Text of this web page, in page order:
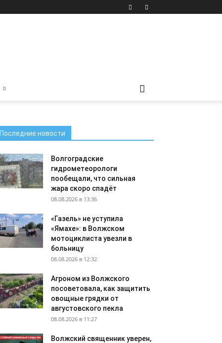
Последние новости
Волгоградские
гидрометеорологи
пообещали, что сильная
жара скоро спадёт
08.08.2026 в 13:36
«Газель» не уступила
«Ямахе»: в Волжском
мотоциклиста увезли в
больницу
08.08.2026 в 12:32
Агроном из Волжского
посоветовала, как защитить
овощные грядки от
августовского пекла
08.08.2026 в 11:27
Волжский священник уверен,